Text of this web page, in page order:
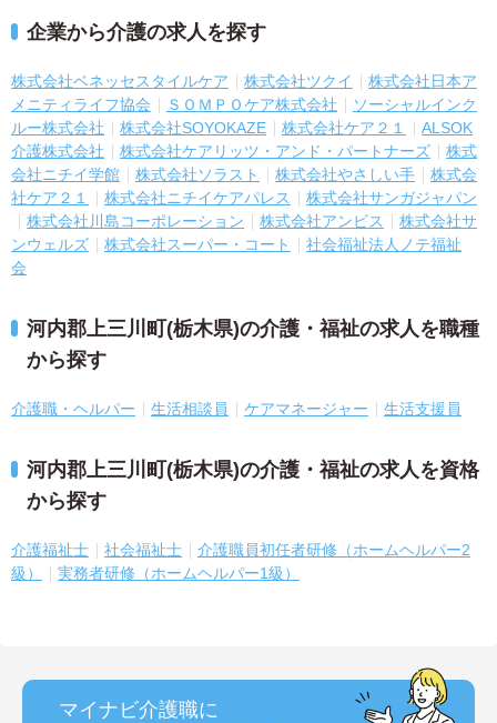
企業から介護の求人を探す
株式会社ベネッセスタイルケア 株式会社ツクイ
株式会社日本ア
メニティライフ協会
ＳＯＭＰＯケア株式会社
ソーシャルインク
ルー株式会社
株式会社SOYOKAZE 株式会社ケア２１
ALSOK
介護株式会社
株式会社ケアリッツ・アンド・パートナーズ
株式
会社ニチイ学館
株式会社ソラスト 株式会社やさしい手
株式会
社ケア２１
株式会社ニチイケアパレス
株式会社サンガジャパン
株式会社川島コーポレーション
株式会社アンビス
株式会社サ
ンウェルズ
株式会社スーパー・コート
社会福祉法人ノテ福祉
会
河内郡上三川町(栃木県)の介護・福祉の求人を職種
から探す
介護職・ヘルパー 生活相談員 ケアマネージャー 生活支援員
河内郡上三川町(栃木県)の介護・福祉の求人を資格
から探す
介護福祉士 社会福祉士
介護職員初任者研修（ホームヘルパー2
級）
実務者研修（ホームヘルパー1級）
マイナビ介護職に